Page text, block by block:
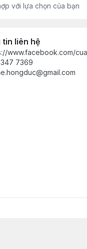
với lựa chọn của bạn
tin liên hệ
www.facebook.com/
7369